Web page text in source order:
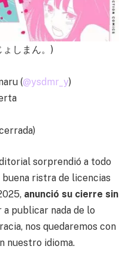
ょしまん。)
(@ysdmr_y)
sorprendió a todo
ristra de licencias
anunció su cierre sin
a publicar nada de lo
nos quedaremos con
nuestro idioma.